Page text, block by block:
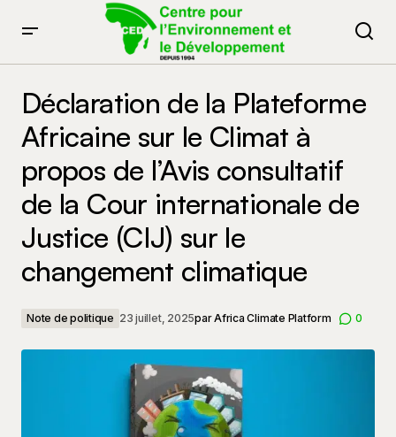
de Justice (CIJ) sur le changement climatique
Déclaration de la Plateforme
Africaine sur le Climat à
propos de l’Avis consultatif
de la Cour internationale de
Justice (CIJ) sur le
changement climatique
Note de politique 23 juillet, 2025parAfrica Climate Platform 0